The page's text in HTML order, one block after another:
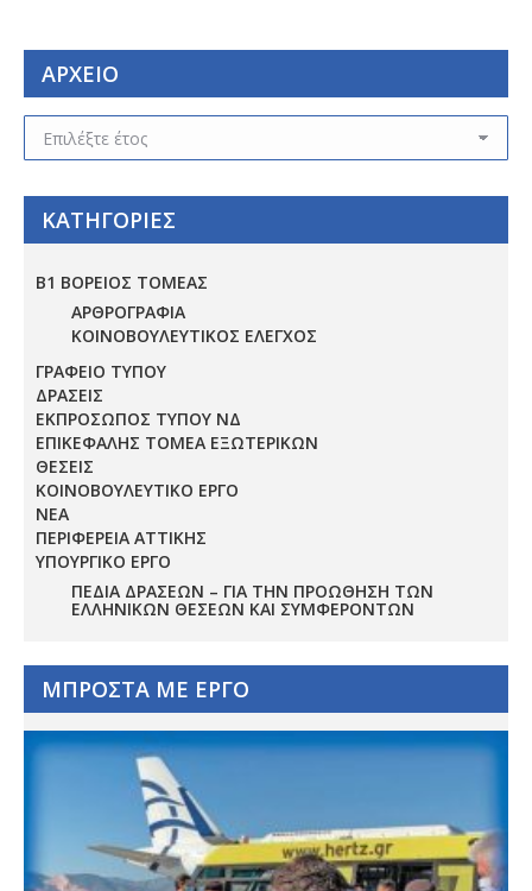
ΑΡΧΕΙΟ
ΑΡΧΕΙΟ
ΚΑΤΗΓΟΡΙΕΣ
Β1 ΒΟΡΕΙΟΣ ΤΟΜΕΑΣ
ΑΡΘΡΟΓΡΑΦΙΑ
ΚΟΙΝΟΒΟΥΛΕΥΤΙΚΟΣ ΕΛΕΓΧΟΣ
ΓΡΑΦΕΙΟ ΤΥΠΟΥ
ΔΡΑΣΕΙΣ
ΕΚΠΡΟΣΩΠΟΣ ΤΥΠΟΥ ΝΔ
ΕΠΙΚΕΦΑΛΗΣ ΤΟΜΕΑ ΕΞΩΤΕΡΙΚΩΝ
ΘΕΣΕΙΣ
ΚΟΙΝΟΒΟΥΛΕΥΤΙΚΟ ΕΡΓΟ
ΝΕΑ
ΠΕΡΙΦΕΡΕΙΑ ΑΤΤΙΚΗΣ
ΥΠΟΥΡΓΙΚΟ ΕΡΓΟ
ΠΕΔΊΑ ΔΡΆΣΕΩΝ – ΓΙΑ ΤΗΝ ΠΡΟΏΘΗΣΗ ΤΩΝ
ΕΛΛΗΝΙΚΏΝ ΘΈΣΕΩΝ ΚΑΙ ΣΥΜΦΕΡΌΝΤΩΝ
ΜΠΡΟΣΤΑ ΜΕ ΕΡΓΟ